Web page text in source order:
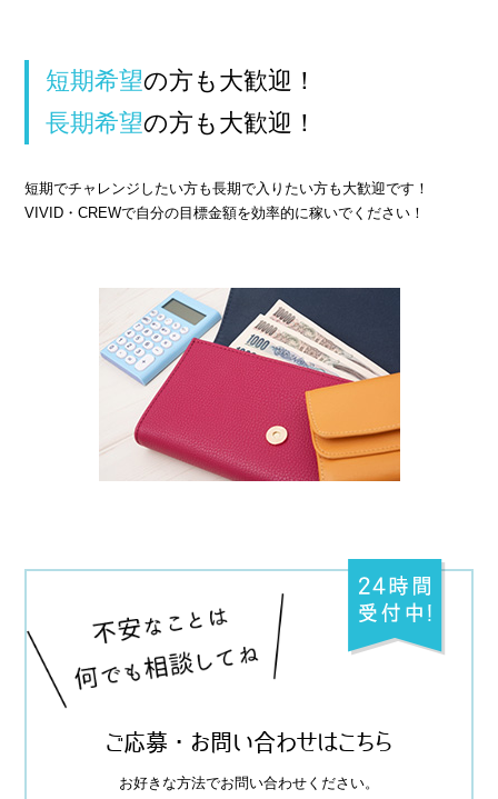
› 30歳からのママワーク
› 用語集
› 卒業生の声
› サイトマップ
› グループサイト
› オンラインヴィヴィッド
› 店舗スタッフ求人
短期希望の方も大歓迎！
長期希望の方も大歓迎！
短期でチャレンジしたい方も長期で入りたい方も大歓迎です！
VIVID・CREWで自分の目標金額を効率的に稼いでください！
ご応募・お問い合わせはこちら
お好きな方法でお問い合わせください。